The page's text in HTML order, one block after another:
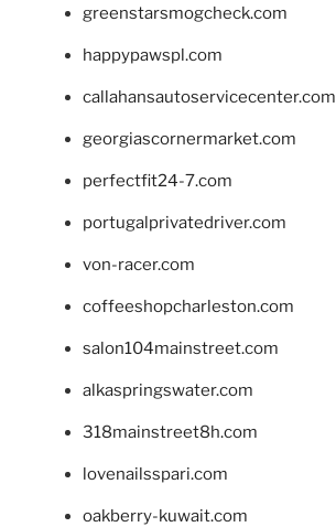
greenstarsmogcheck.com
happypawspl.com
callahansautoservicecenter.com
georgiascornermarket.com
perfectfit24-7.com
portugalprivatedriver.com
von-racer.com
coffeeshopcharleston.com
salon104mainstreet.com
alkaspringswater.com
318mainstreet8h.com
lovenailsspari.com
oakberry-kuwait.com